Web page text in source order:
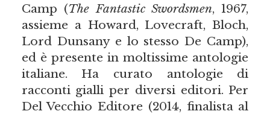
Camp (The Fantastic Swordsmen, 1967,
assieme a Howard, Lovecraft, Bloch,
Lord Dunsany e lo stesso De Camp),
ed è presente in moltissime antologie
italiane. Ha curato antologie di
racconti gialli per diversi editori. Per
Del Vecchio Editore (2014, finalista al